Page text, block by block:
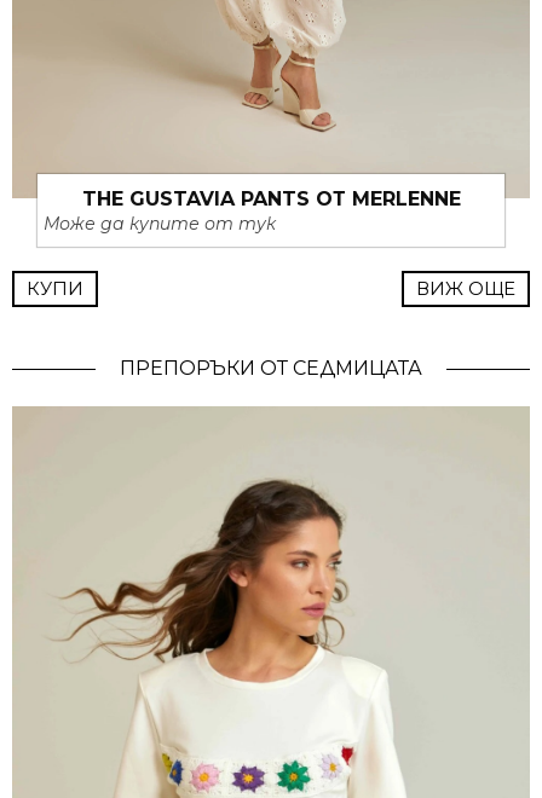
THE GUSTAVIA PANTS ОТ MERLENNE
Може да купите от тук
КУПИ ВИЖ ОЩЕ
ПРЕПОРЪКИ ОТ СЕДМИЦАТА